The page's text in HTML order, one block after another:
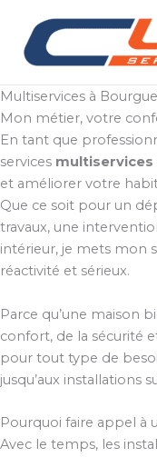
contenu
Multiservices à
Mon métier, votre
En tant que
services multiservices
et améliorer votre
Que ce soit pour un
travaux, une
intérieur, je mets mon
réactivité et sérieux.
Parce qu’une maison
confort, de la sécurité
pour tout type de
jusqu’aux installations
Pourquoi faire appel à
Avec le temps, les